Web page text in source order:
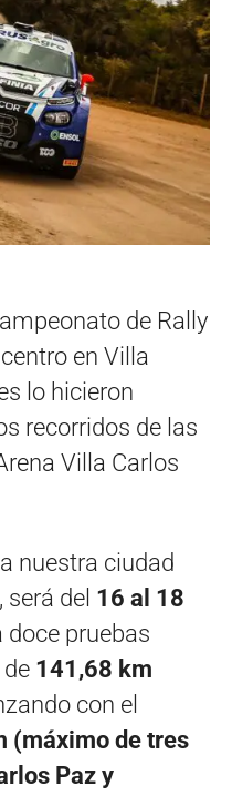
de Rally
en Villa
lo hicieron
recorridos de las
Villa Carlos
nuestra ciudad
del 16 al 18
doce pruebas
141,68 km
con el
(máximo de tres
Paz y